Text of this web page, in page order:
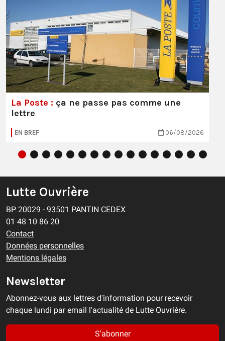
La Poste : ça ne passe pas comme une
lettre
EN BREF 06/08/2026
Lutte Ouvrière
BP 20029 - 93501 PANTIN CEDEX
01 48 10 86 20
Contact
Données personnelles
Mentions légales
Newsletter
Abonnez-vous aux lettres d'information pour recevoir
chaque lundi par email l'actualité de Lutte Ouvrière.
S'abonner